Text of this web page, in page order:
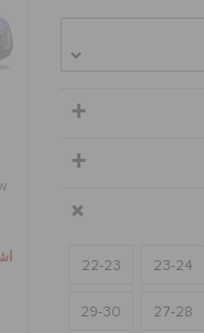
23-24
22-23
27-28
29-30
اشترِ 2